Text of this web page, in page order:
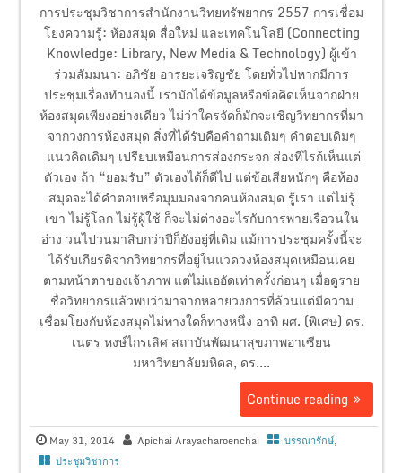
การประชุมวิชาการสำนักงานวิทยทรัพยากร 2557 การเชื่อม
โยงความรู้: ห้องสมุด สื่อใหม่ และเทคโนโลยี (Connecting
Knowledge: Library, New Media & Technology) ผู้เข้า
ร่วมสัมมนา: อภิชัย อารยะเจริญชัย โดยทั่วไปหากมีการ
ประชุมเรื่องทำนองนี้ เรามักได้ข้อมูลหรือข้อคิดเห็นจากฝ่าย
ห้องสมุดเพียงอย่างเดียว ไม่ว่าใครจัดก็มักจะเชิญวิทยากรที่มา
จากวงการห้องสมุด สิ่งที่ได้รับคือคำถามเดิมๆ คำตอบเดิมๆ
แนวคิดเดิมๆ เปรียบเหมือนการส่องกระจก ส่องทีไรก้เห็นแต่
ตัวเอง ถ้า “ยอมรับ” ตัวเองได้ก็ดีไป แต่ข้อเสียหนักๆ คือห้อง
สมุดจะได้คำตอบหรือมุมมองจากคนห้องสมุด รู้เรา แต่ไม่รู้
เขา ไม่รู้โลก ไม่รู้ผู้ใช้ ก็จะไม่ต่างอะไรกับการพายเรือวนใน
อ่าง วนไปวนมาสิบกว่าปีก็ยังอยู่ที่เดิม แม้การประชุมครั้งนี้จะ
ได้รับเกียรติจากวิทยากรที่อยู่ในแวดวงห้องสมุดเหมือนเคย
ตามหน้าตาของเจ้าภาพ แต่ไม่แออัดเท่าครั้งก่อนๆ เมื่อดูราย
ชื่อวิทยากรแล้วพบว่ามาจากหลายวงการที่ล้วนแต่มีความ
เชื่อมโยงกับห้องสมุดไม่ทางใดก็ทางหนึ่ง อาทิ ผศ. (พิเศษ) ดร.
เนตร หงษ์ไกรเลิศ สถาบันพัฒนาสุขภาพอาเซียน
มหาวิทยาลัยมหิดล, ดร....
Continue reading
May 31, 2014 Apichai Arayacharoenchai บรรณารักษ์,
ประชุมวิชาการ